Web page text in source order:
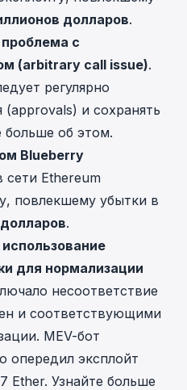
долларов.
проблема с
(arbitrary call issue).
регулярно
и сохранять
больше об этом.
Blueberry
сети Ethereum
повлекшему убытки в
.
использование
для нормализации
несоответствие
и соответствующими
MEV-бот
опередил эксплойт
Ether. Узнайте больше